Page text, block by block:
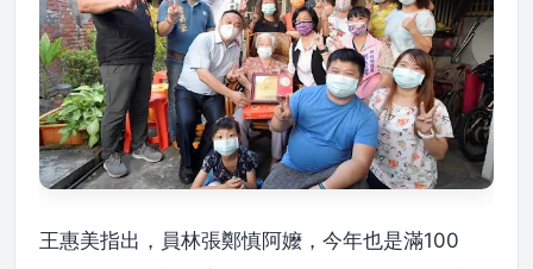
王惠美指出，員林張鄭慎阿嬤，今年也是滿100